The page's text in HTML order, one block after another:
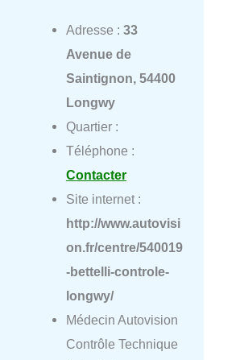
Adresse : 33
Avenue de
Saintignon, 54400
Longwy
Quartier :
Téléphone :
Contacter
Site internet :
http://www.autovisi
on.fr/centre/540019
-bettelli-controle-
longwy/
Médecin Autovision
Contrôle Technique